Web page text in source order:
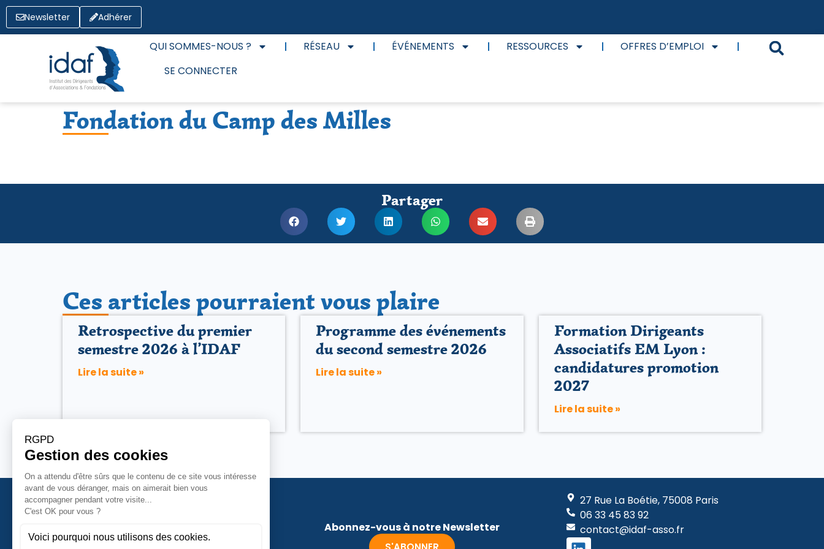
Newsletter Adhérer
QUI SOMMES-NOUS ? RÉSEAU ÉVÉNEMENTS RESSOURCES
OFFRES D’EMPLOI
SE CONNECTER
Fondation du Camp des Milles
Partager
Ces articles pourraient vous plaire
Retrospective du premier
semestre 2026 à l’IDAF
Lire la suite »
Programme des événements
du second semestre 2026
Lire la suite »
Formation Dirigeants
Associatifs EM Lyon :
candidatures promotion
2027
Lire la suite »
Abonnez-vous à notre Newsletter
27 Rue La Boétie, 75008 Paris
06 33 45 83 92
contact@idaf-asso.fr